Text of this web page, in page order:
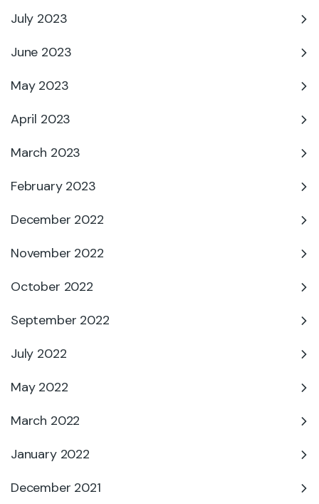
July 2023
June 2023
May 2023
April 2023
March 2023
February 2023
December 2022
November 2022
October 2022
September 2022
July 2022
May 2022
March 2022
January 2022
December 2021